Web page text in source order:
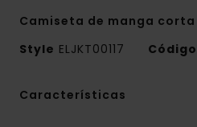
Camiseta de manga corta
Style ELJKT00117
Características